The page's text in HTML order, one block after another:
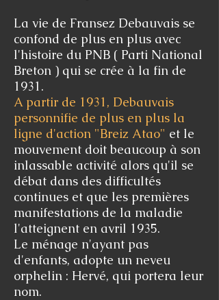
La vie de Fransez Debauvais se
confond de plus en plus avec
l'histoire du PNB ( Parti National
Breton ) qui se crée à la fin de
1931.
A partir de 1931, Debauvais
personnifie de plus en plus la
ligne d'action "Breiz Atao" et le
mouvement doit beaucoup à son
inlassable activité alors qu'il se
débat dans des difficultés
continues et que les premières
manifestations de la maladie
l'atteignent en avril 1935.
Le ménage n'ayant pas
d'enfants, adopte un neveu
orphelin : Hervé, qui portera leur
nom.